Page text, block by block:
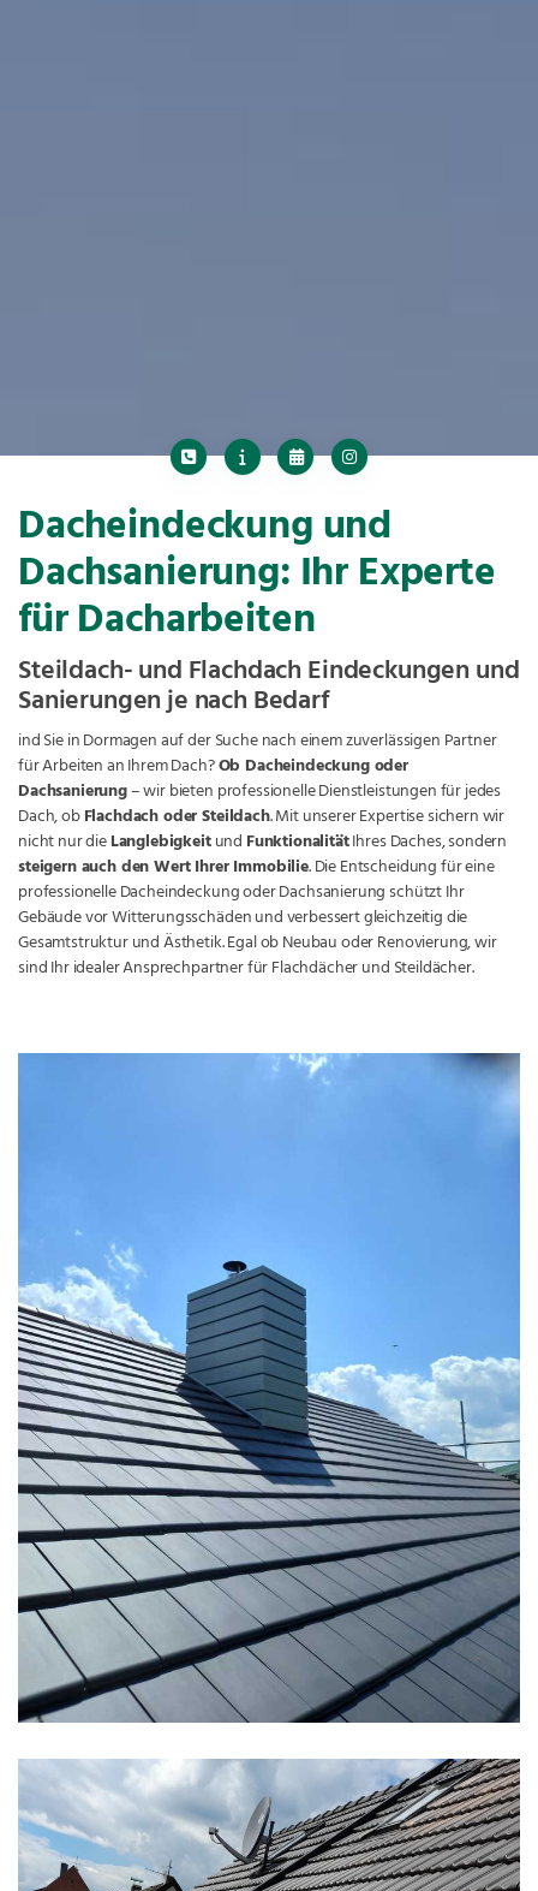
Dacheindeckung und
Dachsanierung: Ihr Experte
für Dacharbeiten
Steildach- und Flachdach Eindeckungen und
Sanierungen je nach Bedarf
ind Sie in Dormagen auf der Suche nach einem zuverlässigen Partner
für Arbeiten an Ihrem Dach?Ob Dacheindeckung oder
Dachsanierung– wir bieten professionelle Dienstleistungen für jedes
Dach, obFlachdach oder Steildach. Mit unserer Expertise sichern wir
nicht nur dieLanglebigkeitund FunktionalitätIhres Daches, sondern
steigern auch den Wert Ihrer Immobilie. Die Entscheidung für eine
professionelle Dacheindeckung oder Dachsanierung schützt Ihr
Gebäude vor Witterungsschäden und verbessert gleichzeitig die
Gesamtstruktur und Ästhetik. Egal ob Neubau oder Renovierung, wir
sind Ihr idealer Ansprechpartner für Flachdächer und Steildächer.